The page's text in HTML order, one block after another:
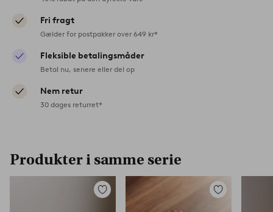
Fri fragt
Gælder for postpakker over 649 kr*
Fleksible betalingsmåder
Betal nu, senere eller del op
Nem retur
30 dages returret*
Produkter i samme serie
Tilføj
Tilføj